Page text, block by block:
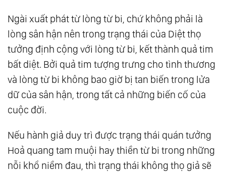
Ngài xuất phát từ lòng từ bi, chứ không phải là
lòng sân hận nên trong trạng thái của Diệt thọ
tưởng định cộng với lòng từ bi, kết thành quả tim
bất diệt. Bởi quả tim tượng trưng cho tình thương
và lòng từ bi không bao giờ bị tan biến trong lửa
dữ của sân hận, trong tất cả những biến cố của
cuộc đời.
Nếu hành giả duy trì được trạng thái quán tưởng
Hoả quang tam muội hay thiền từ bi trong những
nỗi khổ niềm đau, thì trạng thái không thọ giả sẽ